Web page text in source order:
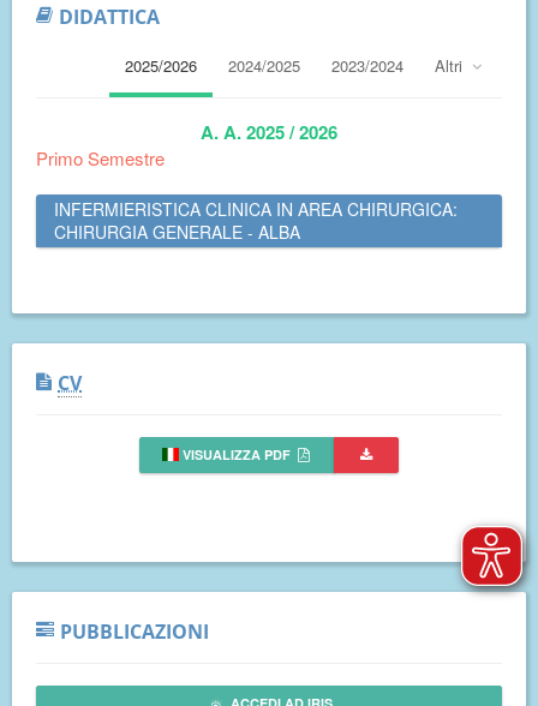
DIDATTICA
2025/2026 2024/2025 2023/2024 Altri
A. A. 2025 / 2026
Primo Semestre
INFERMIERISTICA CLINICA IN AREA CHIRURGICA:
CHIRURGIA GENERALE - ALBA
CV
VISUALIZZA PDF
PUBBLICAZIONI